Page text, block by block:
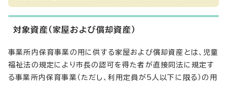
対象資産（家屋および償却資産）
事業所内保育事業の用に供する家屋および償却資産とは、児童
福祉法の規定により市長の認可を得た者が直接同法に規定す
る事業所内保育事業（ただし、利用定員が5人以下に限る）の用